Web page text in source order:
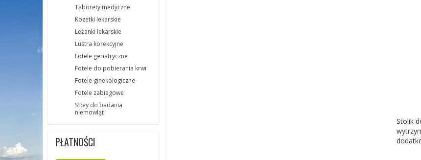
Stolik
Taborety medyczne
Kozetki lekarskie
Leżanki lekarskie
Lustra korekcyjne
Fotele geriatryczne
Fotele do pobierania krwi
Fotele ginekologiczne
Fotele zabiegowe
Stoły do badania
niemowląt
PŁATNOŚCI